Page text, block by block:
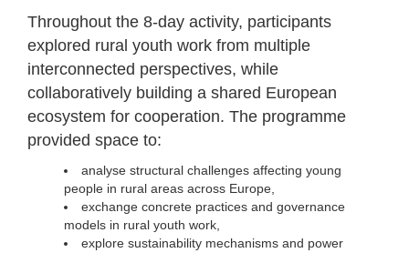
Throughout the 8-day activity, participants
explored rural youth work from multiple
interconnected perspectives, while
collaboratively building a shared European
ecosystem for cooperation. The programme
provided space to:
analyse structural challenges affecting young
people in rural areas across Europe,
exchange concrete practices and governance
models in rural youth work,
explore sustainability mechanisms and power